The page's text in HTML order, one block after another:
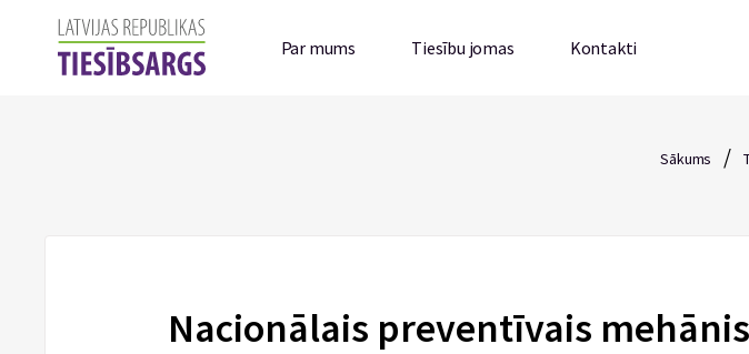
Par mums Tiesību jomas Kontakti
Sākums /
Nacionālais preventīvais